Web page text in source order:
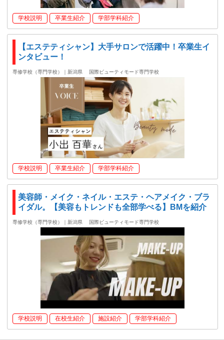
学校説明 卒業生紹介 学部学科紹介
【エステティシャン】大手サロンで活躍中！卒業生イ
ンタビュー！
専修学校（専門学校）｜新潟県 国際ビューティモード専門学校
学校説明 卒業生紹介 学部学科紹介
美容師・メイク・ネイル・エステ・ヘアメイク・ブラ
イダル。【美容もトレンドも全部学べる】BMを紹介
専修学校（専門学校）｜新潟県 国際ビューティモード専門学校
学校説明 在校生紹介 施設紹介 学部学科紹介